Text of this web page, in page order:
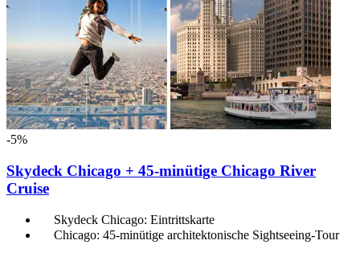
-5%
Skydeck Chicago + 45-minütige Chicago River
Cruise
Skydeck Chicago: Eintrittskarte
Chicago: 45-minütige architektonische Sightseeing-Tour